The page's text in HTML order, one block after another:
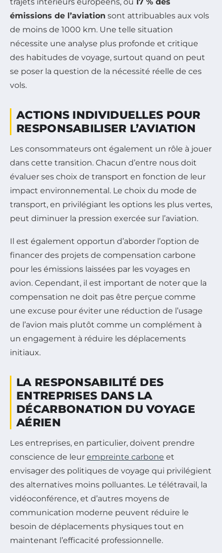
émissions de l’aviation sont attribuables aux vols
de moins de 1000 km. Une telle situation
nécessite une analyse plus profonde et critique
des habitudes de voyage, surtout quand on peut
se poser la question de la nécessité réelle de ces
vols.
ACTIONS INDIVIDUELLES POUR
RESPONSABILISER L’AVIATION
Les consommateurs ont également un rôle à jouer
dans cette transition. Chacun d’entre nous doit
évaluer ses choix de transport en fonction de leur
impact environnemental. Le choix du mode de
transport, en privilégiant les options les plus vertes,
peut diminuer la pression exercée sur l’aviation.
Il est également opportun d’aborder l’option de
financer des projets de compensation carbone
pour les émissions laissées par les voyages en
avion. Cependant, il est important de noter que la
compensation ne doit pas être perçue comme
une excuse pour éviter une réduction de l’usage
de l’avion mais plutôt comme un complément à
un engagement à réduire les déplacements
initiaux.
LA RESPONSABILITÉ DES
ENTREPRISES DANS LA
DÉCARBONATION DU VOYAGE
AÉRIEN
Les entreprises, en particulier, doivent prendre
conscience de leur empreinte carbone et
envisager des politiques de voyage qui privilégient
des alternatives moins polluantes. Le télétravail, la
vidéoconférence, et d’autres moyens de
communication moderne peuvent réduire le
besoin de déplacements physiques tout en
maintenant l’efficacité professionnelle.